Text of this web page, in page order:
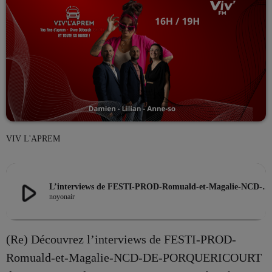
EMISSION EN COURS
12:00 - 18:00 more_vert
Music non-stop
Retrouvez vos hits préférés d'hier à aujourd'hui sur VIV'FM
PROCHAINES ÉMISSIONS
VIV L'APREM
play_arrow L’interviews de FESTI-PROD-Romuald-et-Magalie-NCD-DE-PORQUERICOURT du 02/02/2026 de VIV’APREM Avec Deborah
noyonair
(Re) Découvrez l’interviews de FESTI-PROD-
Romuald-et-Magalie-NCD-DE-PORQUERICOURT